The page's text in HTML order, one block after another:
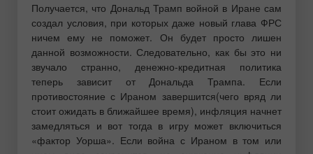
Получается, что Дональд Трамп войной в Иране сам
создал условия, при которых даже новый глава ФРС
ничем ему не поможет. Он будет просто лишен
данной возможности. Следовательно, как бы это ни
звучало странно, денежно-кредитная политика
теперь зависит от Дональда Трампа. Если
противостояние с Ираном завершится(чего вряд ли
стоит ожидать в ближайшее время), инфляция начнет
замедляться и вот тогда в игру может включиться
«фактор Уорша». Если война с Ираном в том или